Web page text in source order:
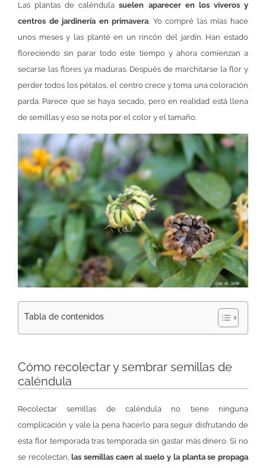
Las plantas de caléndulasuelen aparecer en los viveros y
centros de jardinería en primavera. Yo compré las mías hace
unos meses y las planté en un rincón del jardín. Han estado
floreciendo sin parar todo este tiempo y ahora comienzan a
secarse las flores ya maduras. Después de marchitarse la flor y
perder todos los pétalos, el centro crece y toma una coloración
parda. Parece que se haya secado, pero en realidad está llena
de semillas y eso se nota por el color y el tamaño.
Tabla de contenidos
Cómo recolectar y sembrar semillas de
caléndula
Recolectar semillas de caléndula no tiene ninguna
complicación y vale la pena hacerlo para seguir disfrutando de
esta flor temporada tras temporada sin gastar más dinero. Si no
se recolectan, las semillas caen al suelo y la planta se propaga